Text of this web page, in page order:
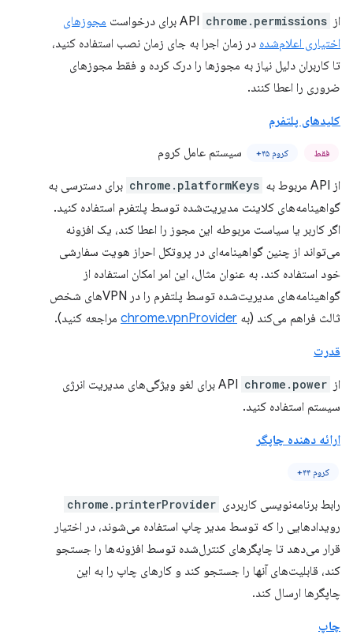
از API chrome.permissions برای درخواست مجوزهای
اختیاری اعلام‌شده در زمان اجرا به جای زمان نصب استفاده کنید،
تا کاربران دلیل نیاز به مجوزها را درک کرده و فقط مجوزهای
ضروری را اعطا کنند.
کلیدهای پلتفرم
فقط کروم ۴۵+ سیستم عامل کروم
از API مربوط به chrome.platformKeys برای دسترسی به
گواهینامه‌های کلاینت مدیریت‌شده توسط پلتفرم استفاده کنید.
اگر کاربر یا سیاست مربوطه این مجوز را اعطا کند، یک افزونه
می‌تواند از چنین گواهینامه‌ای در پروتکل احراز هویت سفارشی
خود استفاده کند. به عنوان مثال، این امر امکان استفاده از
گواهینامه‌های مدیریت‌شده توسط پلتفرم را در VPNهای شخص
ثالث فراهم می‌کند (به chrome.vpnProvider مراجعه کنید).
قدرت
از API chrome.power
برای لغو ویژگی‌های مدیریت انرژی
سیستم استفاده کنید.
ارائه دهنده چاپگر
کروم ۴۴+
رابط برنامه‌نویسی کاربردی chrome.printerProvider
رویدادهایی را که توسط مدیر چاپ استفاده می‌شوند، در اختیار
قرار می‌دهد تا چاپگرهای کنترل‌شده توسط افزونه‌ها را جستجو
کند، قابلیت‌های آنها را جستجو کند و کارهای چاپ را به این
چاپگرها ارسال کند.
چاپ